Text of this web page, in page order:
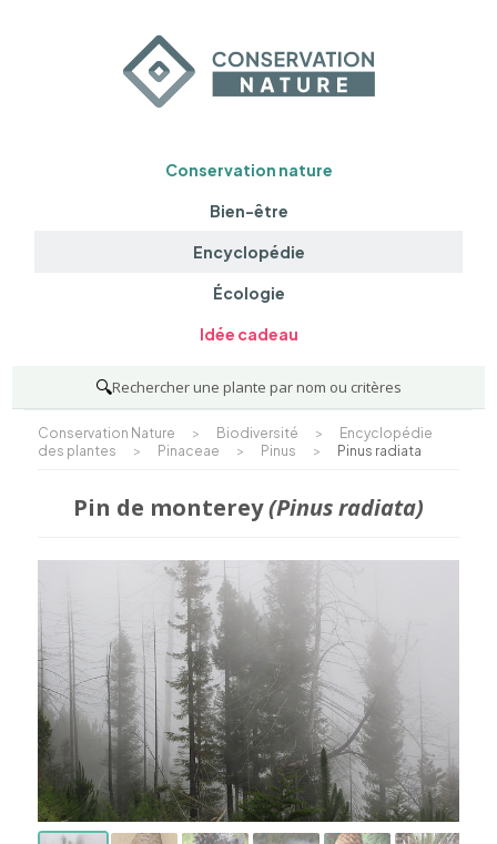
Conservation nature
Bien-être
Encyclopédie
Écologie
Idée cadeau
🔍Rechercher une plante par nom ou critères
Conservation Nature > Biodiversité >
Encyclopédie
des plantes
> Pinaceae > Pinus > Pinus radiata
Pin de monterey(Pinus radiata)